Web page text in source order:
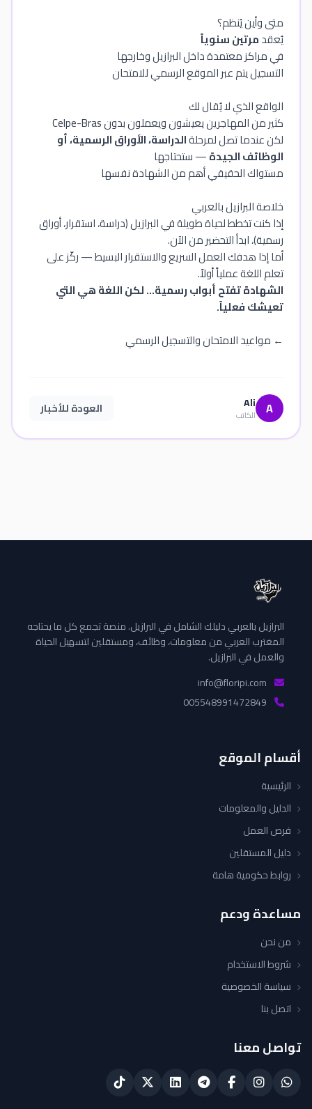
متى وأين يُنظم؟
يُعقدمرتين سنوياً
في مراكز معتمدة داخل البرازيل وخارجها
التسجيل يتم عبر الموقع الرسمي للامتحان
الواقع الذي لا يُقال لك
كثير من المهاجرين يعيشون ويعملون بدون Celpe-Bras
لكن عندما تصل لمرحلةالدراسة، الأوراق الرسمية، أو
الوظائف الجيدة— ستحتاجها
مستواك الحقيقي أهم من الشهادة نفسها
خلاصة البرازيل بالعربي
إذا كنت تخطط لحياة طويلة في البرازيل (دراسة، استقرار، أوراق
رسمية)، ابدأ التحضير من الآن.
أما إذا هدفك العمل السريع والاستقرار البسيط — ركّز على
تعلم اللغة عملياً أولاً.
الشهادة تفتح أبواب رسمية… لكن اللغة هي التي
تعيشك فعلياً.
← مواعيد الامتحان والتسجيل الرسمي
A
Ali
الكاتب العودة للأخبار
البرازيل بالعربي دليلك الشامل في البرازيل. منصة تجمع كل ما يحتاجه
المغترب العربي من معلومات، وظائف، ومستقلين لتسهيل الحياة
والعمل في البرازيل.
أقسام الموقع
الرئيسية
الدليل والمعلومات
فرص العمل
دليل المستقلين
روابط حكومية هامة
مساعدة ودعم
من نحن
شروط الاستخدام
سياسة الخصوصية
اتصل بنا
تواصل معنا